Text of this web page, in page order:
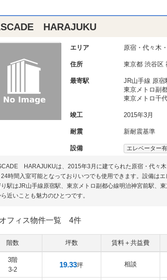
HARAJUKU
エリア 原宿・代々木
住所 東京都 渋谷区
最寄駅
JR山手線 原宿
東京メトロ副
東京メトロ千
竣工 2015年3月
耐震 新耐震基準
設備 エレベーター有
HARAJUKUは、2015年3月に建てられた原宿・代々
時間入室可能となっておりいつでも使用できます。設備は
駅はJR山手線原宿駅、東京メトロ副都心線明治神宮前駅、
近いことも魅力のひとつです。
フィス物件一覧 4件
階数 坪数 賃料＋共益費
3階
3-2
19.33坪 相談